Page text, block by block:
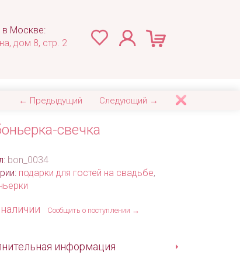
Москве:
дом 8, стр. 2
← Предыдущий Следующий →
свечка
bon_0034
подарки для гостей на свадьбе,
Сообщить о поступлении →
информация